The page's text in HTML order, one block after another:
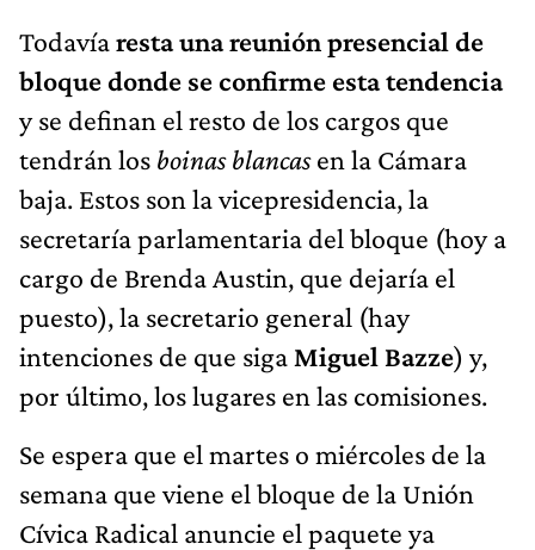
Todavíaresta una reunión presencial de
bloque donde se confirme esta tendencia
y se definan el resto de los cargos que
tendrán los boinas blancasen la Cámara
baja. Estos son la vicepresidencia, la
secretaría parlamentaria del bloque (hoy a
cargo de Brenda Austin, que dejaría el
puesto), la secretario general (hay
intenciones de que siga Miguel Bazze) y,
por último, los lugares en las comisiones.
Se espera que el martes o miércoles de la
semana que viene el bloque de la Unión
Cívica Radical anuncie el paquete ya